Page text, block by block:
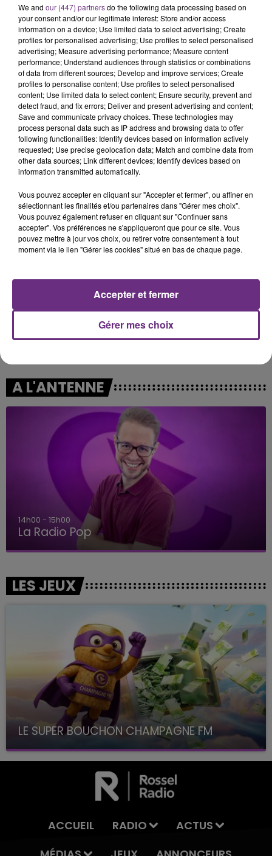
les conditions de...
TITRES DIFFUSÉS
1h45
1h45
BENSON BOONE
1h42
1h42
1h39
1h39
AMIR
1h36
1h36
ALEX WARREN
A L'ANTENNE
14h00 - 15h00
La Radio Pop
LES JEUX
LE SUPER BOUCHON CHAMPAGNE FM
avec La Famille Champagne FM, à 8H10
ACCUEIL RADIO
ACTUS
We and our (447) partnersdo the following data processing based on
your consent and/or our legitimate interest: Store and/or access
information on a device; Use limited data to select advertising; Create
profiles for personalised advertising; Use profiles to select personalised
advertising; Measure advertising performance; Measure content
performance; Understand audiences through statistics or combinations
of data from different sources; Develop and improve services; Create
profiles to personalise content; Use profiles to select personalised
content; Use limited data to select content; Ensure security, prevent and
detect fraud, and fix errors; Deliver and present advertising and content;
Save and communicate privacy choices. These technologies may
process personal data such as IP address and browsing data to offer
following functionalities: Identify devices based on information actively
requested; Use precise geolocation data; Match and combine data from
other data sources; Link different devices; Identify devices based on
information transmitted automatically.
Vous pouvez accepter en cliquant sur "Accepter et fermer", ou affiner en
sélectionnant les finalités et/ou partenaires dans "Gérer mes choix".
Vous pouvez également refuser en cliquant sur "Continuer sans
accepter". Vos préférences ne s'appliqueront que pour ce site. Vous
pouvez mettre à jour vos choix, ou retirer votre consentement à tout
moment via le lien "Gérer les cookies" situé en bas de chaque page.
Gérer mes choix
Accepter et fermer